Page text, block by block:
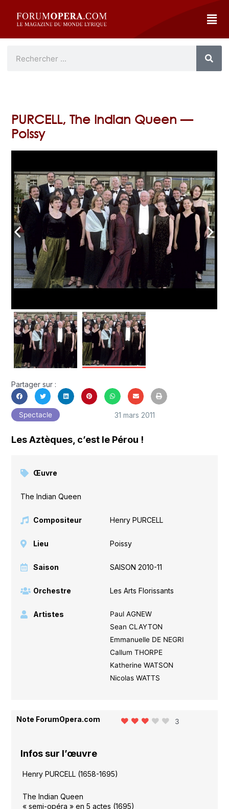
PURCELL, The Indian Queen —
Poissy
arrow_back_ios arrow_forward_ios
Partager sur :
Spectacle 31 mars 2011
Les Aztèques, c’est le Pérou !
Œuvre
The Indian Queen
Compositeur Henry PURCELL
Lieu Poissy
Saison SAISON 2010-11
Orchestre Les Arts Florissants
Artistes
Paul AGNEW
Sean CLAYTON
Emmanuelle DE NEGRI
Callum THORPE
Katherine WATSON
Nicolas WATTS
Note ForumOpera.com 3
Infos sur l’œuvre
Henry PURCELL (1658-1695)
The Indian Queen
« semi-opéra » en 5 actes (1695)